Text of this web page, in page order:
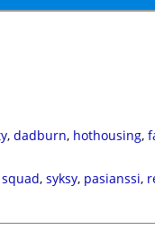
, dadburn, hothousing,
squad, syksy, pasianssi,